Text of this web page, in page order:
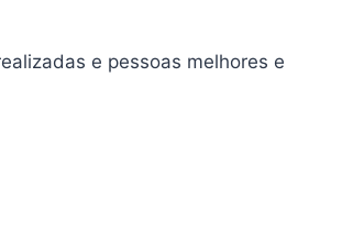
e pessoas melhores e